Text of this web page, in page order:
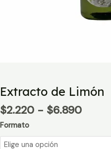
Extracto de Limón
$2.220 - $6.890Rango
Formato